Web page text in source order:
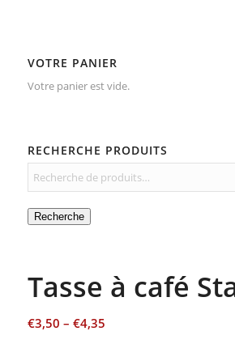
VOTRE PANIER
Votre panier est vide.
RECHERCHE PRODUITS
Recherche
Tasse à café
€3,50 – €4,35